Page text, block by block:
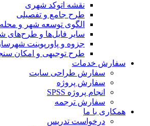
نقشه اتوکد شهری
طرح جامع و تفصیلی
الگوی توسعه شهر و محله
سایر فایل‌ها و طرح‌های شهری
جزوه و پاورپوینت شهرسازی
طرح توجیهی و امکان سنجی
سفارش خدمات
سفارش طراحی سایت
سفارش پروژه
انجام پروژه SPSS
سفارش ترجمه
همکاری با ما
درخواست تدریس